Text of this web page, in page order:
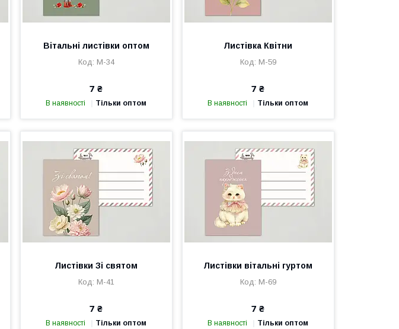
Вітальні листівки оптом
М-34
7 ₴
В наявності Тільки оптом
Листівка Квітни
М-59
7 ₴
В наявності Тільки оптом
Листівки Зі святом
М-41
7 ₴
В наявності Тільки оптом
Листівки вітальні гуртом
М-69
7 ₴
В наявності Тільки оптом